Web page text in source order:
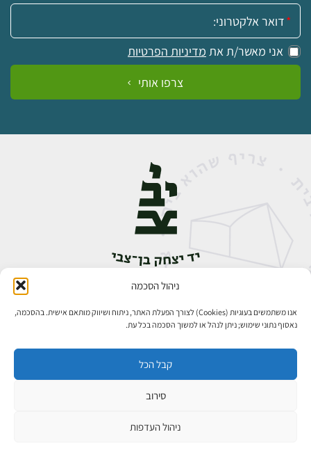
ניהול הסכמה
אנו משתמשים בעוגיות (Cookies) לצורך הפעלת האתר, ניתוח ושיווק מותאם אישית. בהסכמה,
נאסוף נתוני שימוש; ניתן לנהל או למשוך הסכמה בכל עת.
קבל הכל
סירוב
ניהול העדפות
אימייל:
אני מאשר/ת את מדיניות הפרטיות
צרפו אותי
אבן גבירול 14, רחביה, ירושלים
פיתוח אתרים